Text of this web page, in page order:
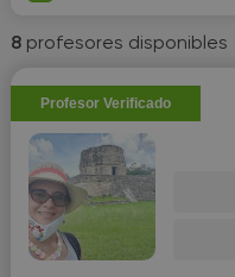
8 profesores disponibles
Profesor Verificado